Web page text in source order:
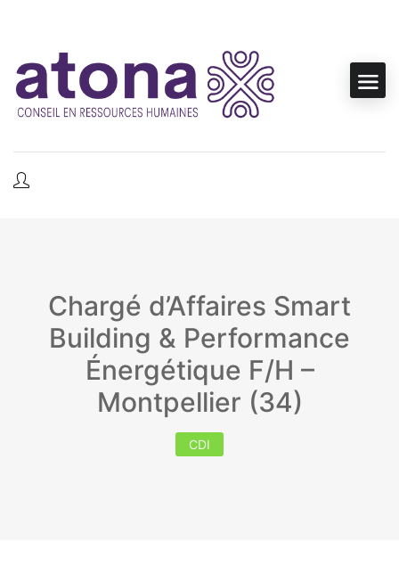
Chargé d’Affaires Smart
Building & Performance
Énergétique F/H –
Montpellier (34)
CDI